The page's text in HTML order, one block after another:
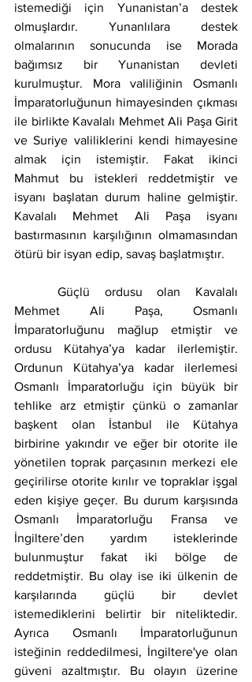
istemediği için Yunanistan’a destek
olmuşlardır. Yunanlılara destek
olmalarının sonucunda ise Morada
bağımsız bir Yunanistan devleti
kurulmuştur. Mora valiliğinin Osmanlı
İmparatorluğunun himayesinden çıkması
ile birlikte Kavalalı Mehmet Ali Paşa Girit
ve Suriye valiliklerini kendi himayesine
almak için istemiştir. Fakat ikinci
Mahmut bu istekleri reddetmiştir ve
isyanı başlatan durum haline gelmiştir.
Kavalalı Mehmet Ali Paşa isyanı
bastırmasının karşılığının olmamasından
ötürü bir isyan edip, savaş başlatmıştır.
Mehmet Ali Paşa, Osmanlı
İmparatorluğunu mağlup etmiştir ve
ordusu Kütahya’ya kadar ilerlemiştir.
Ordunun Kütahya’ya kadar ilerlemesi
Osmanlı İmparatorluğu için büyük bir
tehlike arz etmiştir çünkü o zamanlar
başkent olan İstanbul ile Kütahya
birbirine yakındır ve eğer bir otorite ile
yönetilen toprak parçasının merkezi ele
geçirilirse otorite kırılır ve topraklar işgal
eden kişiye geçer. Bu durum karşısında
Osmanlı İmparatorluğu Fransa ve
İngiltere’den yardım isteklerinde
bulunmuştur fakat iki bölge de
reddetmiştir. Bu olay ise iki ülkenin de
karşılarında güçlü bir devlet
istemediklerini belirtir bir niteliktedir.
Ayrıca Osmanlı İmparatorluğunun
isteğinin reddedilmesi, İngiltere'ye olan
güveni azaltmıştır. Bu olayın üzerine